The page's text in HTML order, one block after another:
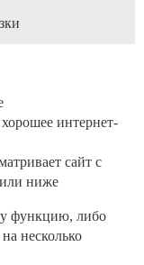
интернет-
сайт с
или ниже
функцию, либо
несколько